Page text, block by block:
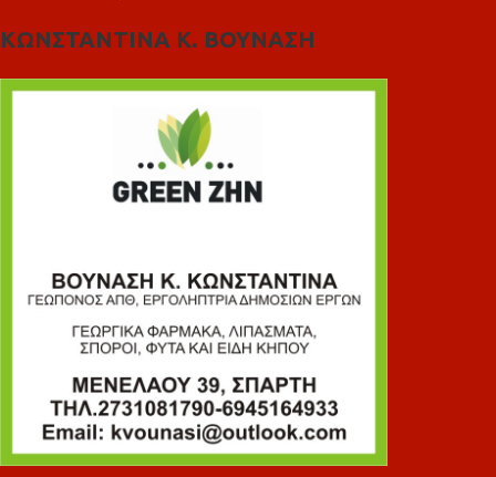
ΚΩΝΣΤΑΝΤΙΝΑ Κ. ΒΟΥΝΑΣΗ